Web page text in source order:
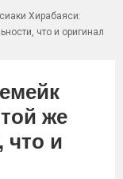
Хирабаяси:
что и оригинал
же
что и